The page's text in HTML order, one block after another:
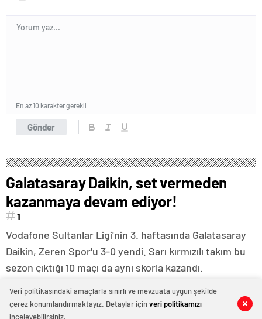
0 0
Gönder
En az 10 karakter gerekli
Galatasaray Daikin, set vermeden
kazanmaya devam ediyor!
1
Vodafone Sultanlar Ligi'nin 3. haftasında Galatasaray
Daikin, Zeren Spor'u 3-0 yendi. Sarı kırmızılı takım bu
sezon çıktığı 10 maçı da aynı skorla kazandı.
0 0
Veri politikasındaki amaçlarla sınırlı ve mevzuata uygun şekilde
çerez konumlandırmaktayız. Detaylar içinveri politikamızı
inceleyebilirsiniz.